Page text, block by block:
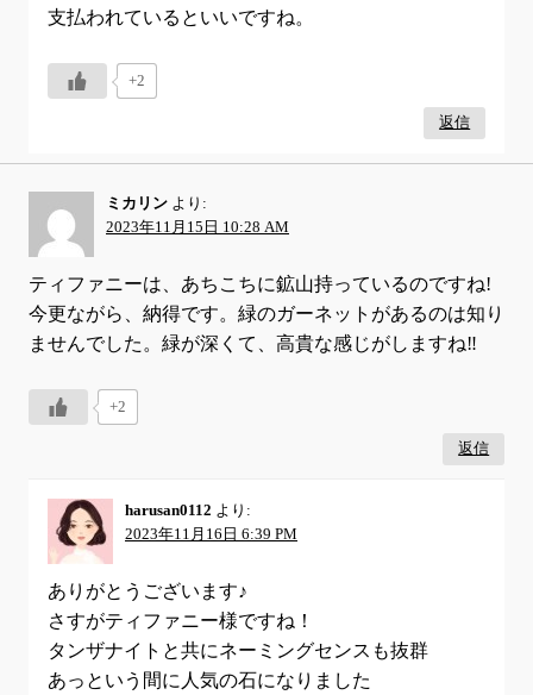
支払われているといいですね。
+2
返信
ミカリン より:
2023年11月15日 10:28 AM
ティファニーは、あちこちに鉱山持っているのですね!
今更ながら、納得です。緑のガーネットがあるのは知り
ませんでした。緑が深くて、高貴な感じがしますね‼️
+2
返信
harusan0112 より:
2023年11月16日 6:39 PM
ありがとうございます♪
さすがティファニー様ですね！
タンザナイトと共にネーミングセンスも抜群
あっという間に人気の石になりました